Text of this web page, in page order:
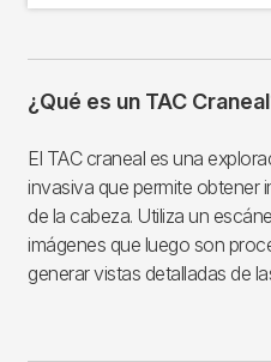
¿Qué es un TAC
El TAC craneal es una
invasiva que permite obtener
de la cabeza. Utiliza un
imágenes que luego son
generar vistas detalladas de